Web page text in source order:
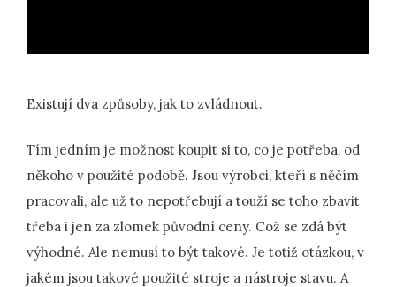
Existují dva způsoby, jak to zvládnout.
Tím jedním je možnost koupit si to, co je potřeba, od
někoho v použité podobě. Jsou výrobci, kteří s něčím
pracovali, ale už to nepotřebují a touží se toho zbavit
třeba i jen za zlomek původní ceny. Což se zdá být
výhodné. Ale nemusí to být takové. Je totiž otázkou, v
jakém jsou takové použité stroje a nástroje stavu. A